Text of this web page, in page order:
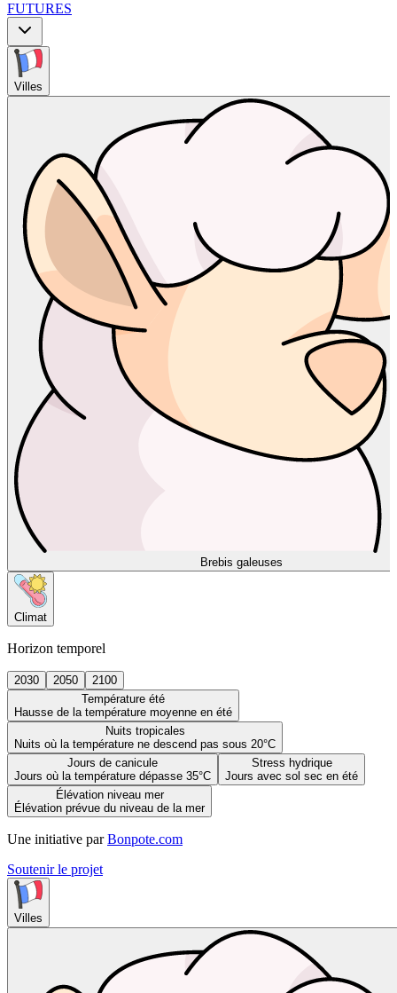
FUTURES
Villes
Brebis galeuses
Climat
Horizon temporel
2030 2050
2100
Température été
Hausse de la température moyenne en été
Nuits tropicales
Nuits où la température ne descend pas sous 20°C
Jours de canicule
Jours où la température dépasse 35°C
Stress hydrique
Jours avec sol sec en été
Élévation niveau mer
Élévation prévue du niveau de la mer
Une initiative par Bonpote.com
Soutenir le projet
Villes